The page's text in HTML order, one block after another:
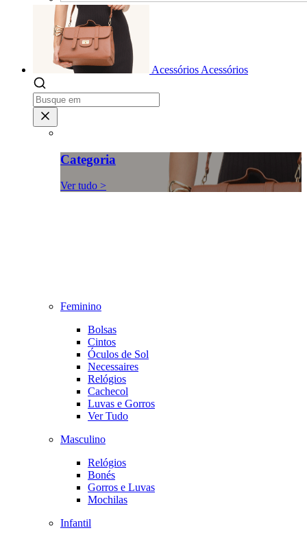
Acessórios Acessórios
Categoria
Ver tudo >
Feminino
Bolsas
Cintos
Óculos de Sol
Necessaires
Relógios
Cachecol
Luvas e Gorros
Ver Tudo
Masculino
Relógios
Bonés
Gorros e Luvas
Mochilas
Infantil